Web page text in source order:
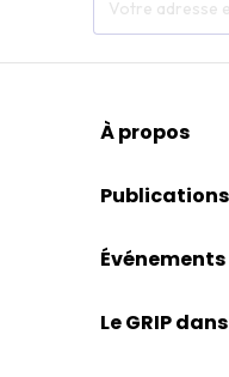
À propos
Publications
Événements
Le GRIP